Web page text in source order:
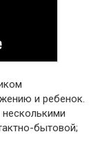
и ребенок.
несколькими
бытовой;